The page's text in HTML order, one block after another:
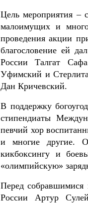
Цель мероприятия –
малоимущих и
проведения акции
благословение ей
России Талгат
Уфимский и
Дан Кричевский.
В поддержку
стипендиаты
певчий хор
и многие другие.
кикбоксингу и
«олимпийскую»
Перед
России Артур